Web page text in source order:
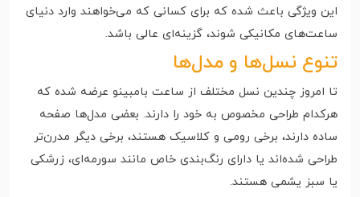
این ویژگی باعث شده که برای کسانی که می‌خواهند وارد دنیای
ساعت‌های مکانیکی شوند، گزینه‌ای عالی باشد.
تنوع نسل‌ها و مدل‌ها
تا امروز چندین نسل مختلف از ساعت بامبینو عرضه شده که
هرکدام طراحی مخصوص به خود را دارند. بعضی مدل‌ها صفحه‌
ساده دارند، برخی رومی و کلاسیک هستند، برخی دیگر مدرن‌تر
طراحی شده‌اند یا دارای رنگ‌بندی خاص مانند سورمه‌ای، زرشکی
یا سبز یشمی هستند.